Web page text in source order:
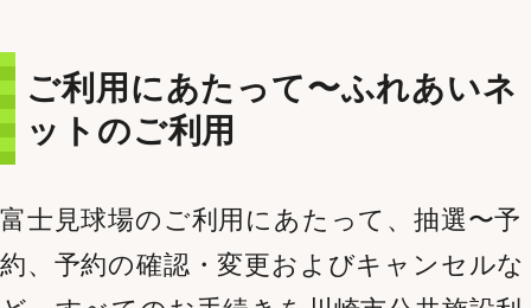
ご利用にあたって〜ふれあいネ
ットのご利用
富士見球場のご利用にあたって、抽選〜予
約、予約の確認・変更およびキャンセルな